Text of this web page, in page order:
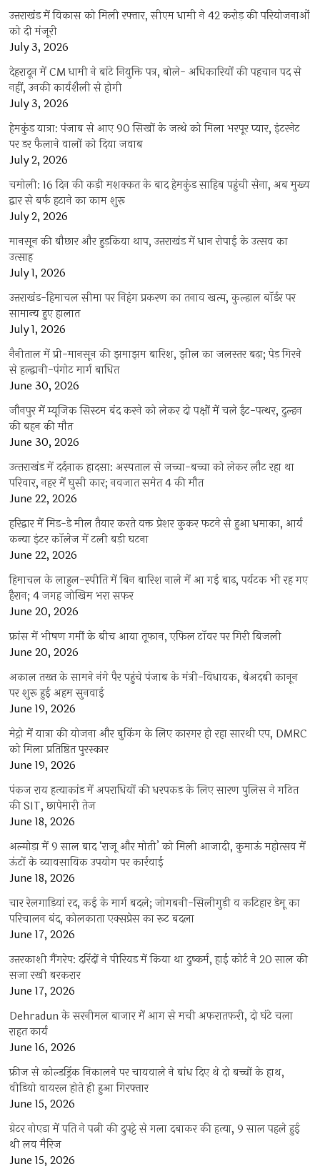
उत्तराखंड में विकास को मिली रफ्तार, सीएम धामी ने 42 करोड़ की परियोजनाओं
को दी मंजूरी
July 3, 2026
देहरादून में CM धामी ने बांटे नियुक्ति पत्र, बोले- अधिकारियों की पहचान पद से
नहीं, उनकी कार्यशैली से होगी
July 3, 2026
हेमकुंड यात्रा: पंजाब से आए 90 सिखों के जत्थे को मिला भरपूर प्यार, इंटरनेट
पर डर फैलाने वालों को दिया जवाब
July 2, 2026
चमोली: 16 दिन की कड़ी मशक्कत के बाद हेमकुंड साहिब पहुंची सेना, अब मुख्य
द्वार से बर्फ हटाने का काम शुरू
July 2, 2026
मानसून की बौछार और हुड़किया थाप, उत्तराखंड में धान रोपाई के उत्सव का
उत्साह
July 1, 2026
उत्तराखंड-हिमाचल सीमा पर निहंग प्रकरण का तनाव खत्म, कुल्हाल बॉर्डर पर
सामान्य हुए हालात
July 1, 2026
नैनीताल में प्री-मानसून की झमाझम बारिश, झील का जलस्तर बढ़ा; पेड़ गिरने
से हल्द्वानी-पंगोट मार्ग बाधित
June 30, 2026
जौनपुर में म्यूजिक सिस्टम बंद करने को लेकर दो पक्षों में चले ईंट-पत्थर, दुल्हन
की बहन की मौत
June 30, 2026
उत्‍तराखंड में दर्दनाक हादसा: अस्पताल से जच्चा-बच्चा को लेकर लौट रहा था
परिवार, नहर में घुसी कार; नवजात समेत 4 की मौत
June 22, 2026
हरिद्वार में मिड-डे मील तैयार करते वक्त प्रेशर कुकर फटने से हुआ धमाका, आर्य
कन्या इंटर कॉलेज में टली बड़ी घटना
June 22, 2026
हिमाचल के लाहुल-स्पीति में बिन बारिश नाले में आ गई बाढ़, पर्यटक भी रह गए
हैरान; 4 जगह जोखिम भरा सफर
June 20, 2026
फ्रांस में भीषण गर्मी के बीच आया तूफान, एफिल टॉवर पर गिरी बिजली
June 20, 2026
अकाल तख्त के सामने नंगे पैर पहुंचे पंजाब के मंत्री-विधायक, बेअदबी कानून
पर शुरू हुई अहम सुनवाई
June 19, 2026
मेट्रो में यात्रा की योजना और बुकिंग के लिए कारगर हो रहा सारथी एप, DMRC
को मिला प्रतिष्ठित पुरस्कार
June 19, 2026
पंकज राय हत्याकांड में अपराधियों की धरपकड़ के लिए सारण पुलिस ने गठित
की SIT, छापेमारी तेज
June 18, 2026
अल्मोड़ा में 9 साल बाद ‘राजू और मोती’ को मिली आजादी, कुमाऊं महोत्सव में
ऊंटों के व्यावसायिक उपयोग पर कार्रवाई
June 18, 2026
चार रेलगाड़ियां रद, कई के मार्ग बदले; जोगबनी-सिलीगुड़ी व कटिहार डेमू का
परिचालन बंद, कोलकाता एक्सप्रेस का रूट बदला
June 17, 2026
उत्तरकाशी गैंगरेप: दरिंदों ने पीरियड में किया था दुष्कर्म, हाई कोर्ट ने 20 साल की
सजा रखी बरकरार
June 17, 2026
Dehradun के सरनीमल बाजार में आग से मची अफरातफरी, दो घंटे चला
राहत कार्य
June 16, 2026
फ्रीज से कोल्डड्रिंक निकालने पर चायवाले ने बांध दिए थे दो बच्चों के हाथ,
वीडियो वायरल होते ही हुआ गिरफ्तार
June 15, 2026
ग्रेटर नोएडा में पति ने पत्नी की दुपट्टे से गला दबाकर की हत्या, 9 साल पहले हुई
थी लव मैरिज
June 15, 2026